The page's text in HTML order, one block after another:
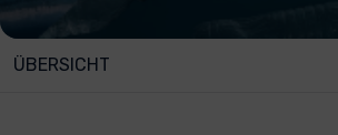
ÜBERSICHT